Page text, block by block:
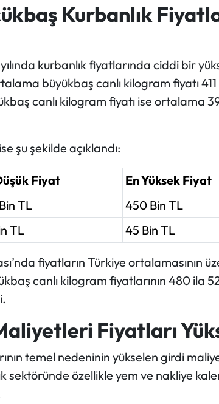
Kurbanlık
kurbanlık fiyatlarında ciddi bir
büyükbaş canlı kilogram fiyatı 411
canlı kilogram fiyatı ise ortalama
şu şekilde açıklandı:
Fiyat
En Yüksek Fiyat
TL
450 Bin TL
TL 45 Bin TL
fiyatların Türkiye ortalamasının
canlı kilogram fiyatlarının 480 ila
Fiyatları
temel nedeninin yükselen girdi
sektöründe özellikle yem ve nakliye